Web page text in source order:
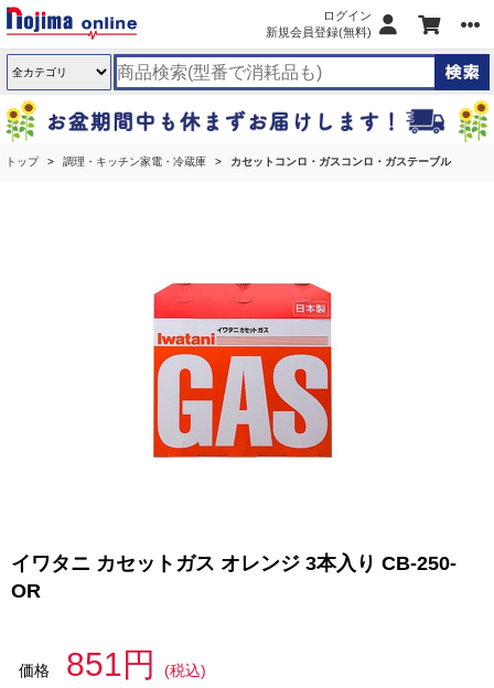
ログイン
新規会員登録(無料)
トップ 調理・キッチン家電・冷蔵庫 カセットコンロ・ガスコンロ・ガステーブル
イワタニ カセットガス オレンジ 3本入り CB-250-
OR
価格 851円
(税込)